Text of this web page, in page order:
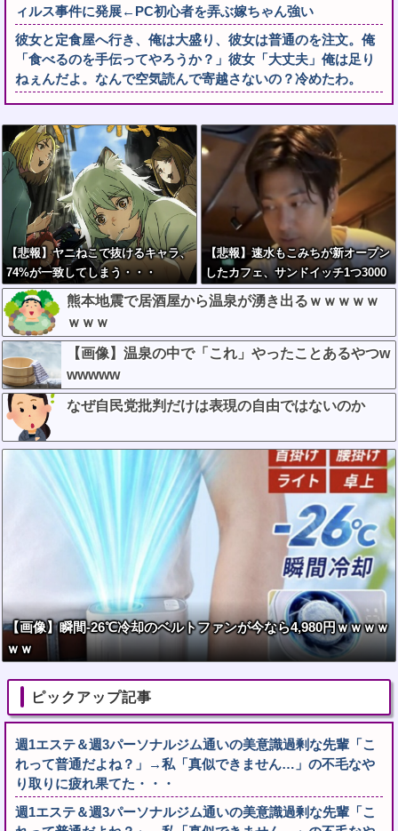
ィルス事件に発展←PC初心者を弄ぶ嫁ちゃん強い
彼女と定食屋へ行き、俺は大盛り、彼女は普通のを注文。俺
「食べるのを手伝ってやろうか？」彼女「大丈夫」俺は足り
ねぇんだよ。なんで空気読んで寄越さないの？冷めたわ。
【悲報】ヤニねこで抜けるキャラ、
74%が一致してしまう・・・
【悲報】速水もこみちが新オープン
したカフェ、サンドイッチ1つ3000
円ｗｗｗｗｗｗｗｗｗｗｗｗｗ
熊本地震で居酒屋から温泉が湧き出るｗｗｗｗｗ
ｗｗｗ
【画像】温泉の中で「これ」やったことあるやつw
wwwww
なぜ自民党批判だけは表現の自由ではないのか
【画像】瞬間-26℃冷却のベルトファンが今なら4,980円ｗｗｗｗ
ｗｗ
ピックアップ記事
週1エステ＆週3パーソナルジム通いの美意識過剰な先輩「こ
れって普通だよね？」→私「真似できません…」の不毛なや
り取りに疲れ果てた・・・
週1エステ＆週3パーソナルジム通いの美意識過剰な先輩「こ